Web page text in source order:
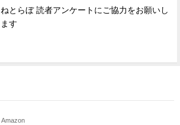
ねとらぼ 読者アンケートにご協力をお願いし
ます
Amazon